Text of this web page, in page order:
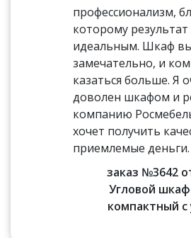
профессионализм,
которому результат
идеальным. Шкаф
замечательно, и
казаться больше. Я
доволен шкафом и
компанию
хочет получить
приемлемые деньги.
заказ №3642
Угловой
компактный